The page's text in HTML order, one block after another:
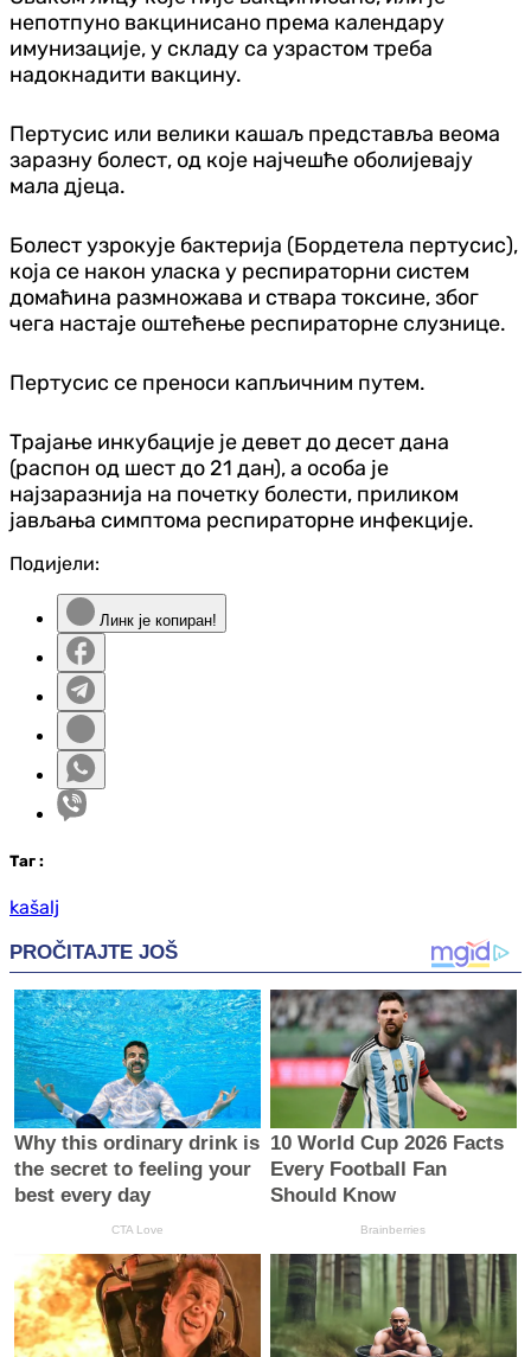
непотпуно вакцинисано према календару
имунизације, у складу са узрастом треба
надокнадити вакцину.
Пертусис или велики кашаљ представља веома
заразну болест, од које најчешће оболијевају
мала дјеца.
Болест узрокује бактерија (Бордетела пертусис),
која се након уласка у респираторни систем
домаћина размножава и ствара токсине, због
чега настаје оштећење респираторне слузнице.
Пертусис се преноси капљичним путем.
Трајање инкубације је девет до десет дана
(распон од шест до 21 дан), а особа је
најзаразнија на почетку болести, приликом
јављања симптома респираторне инфекције.
Подијели:
Линк је копиран!
Таг :
kašalj